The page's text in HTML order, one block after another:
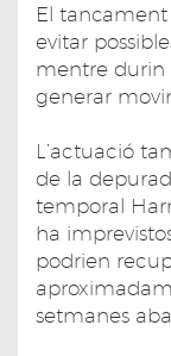
El
evitar
mentre durin
generar
L’actuació
de la
temporal
ha
podrien
setmanes